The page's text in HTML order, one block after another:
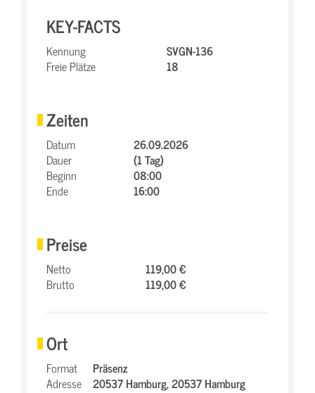
KEY-FACTS
Kennung
SVGN-136
Freie Plätze
18
Zeiten
Datum
26.09.2026
Dauer
(1 Tag)
Beginn
08:00
Ende
16:00
Preise
Netto
119,00 €
Brutto
119,00 €
Ort
Format
Präsenz
Adresse
20537 Hamburg,20537 Hamburg